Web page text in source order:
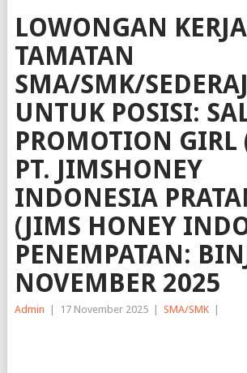
LOWONGAN KERJA
TAMATAN
SMA/SMK/
UNTUK POSISI:
PROMOTION GIRL
PT. JIMSHONEY
INDONESIA
(JIMS HONEY
PENEMPATAN:
NOVEMBER 2025
Admin 17 November 2025 SMA/SMK